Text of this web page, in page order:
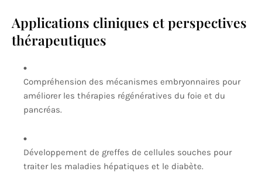
Applications cliniques et perspectives
thérapeutiques
Compréhension des mécanismes embryonnaires pour
améliorer les thérapies régénératives du foie et du
pancréas.
Développement de greffes de cellules souches pour
traiter les maladies hépatiques et le diabète.